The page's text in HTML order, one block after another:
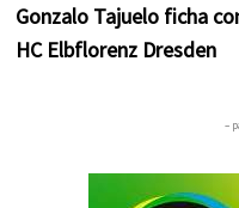
Gonzalo Tajuelo ficha
HC Elbflorenz Dresden
–